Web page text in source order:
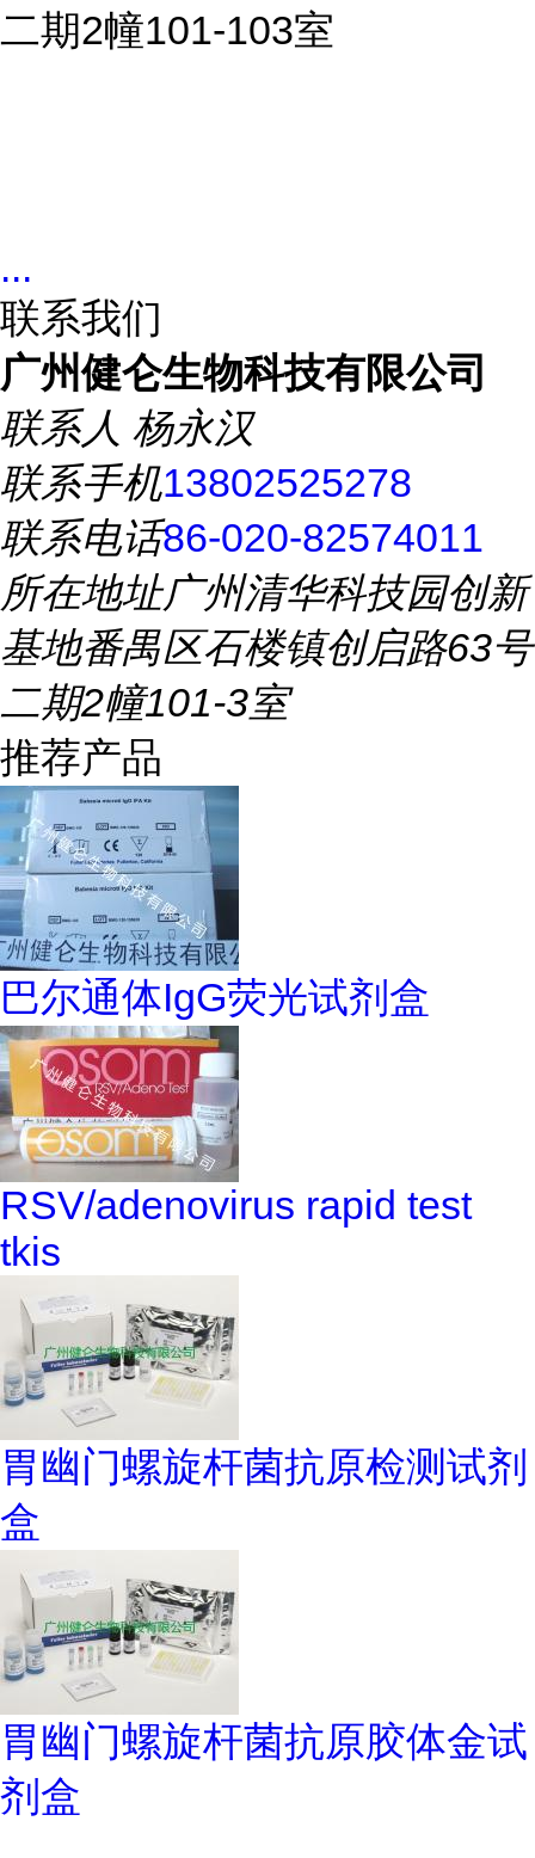
二期2幢101-103室
...
联系我们
广州健仑生物科技有限公司
联系人 杨永汉
联系手机13802525278
联系电话86-020-82574011
所在地址广州清华科技园创新
基地番禺区石楼镇创启路63号
二期2幢101-3室
推荐产品
巴尔通体IgG荧光试剂盒
RSV/adenovirus rapid test
tkis
胃幽门螺旋杆菌抗原检测试剂
盒
胃幽门螺旋杆菌抗原胶体金试
剂盒